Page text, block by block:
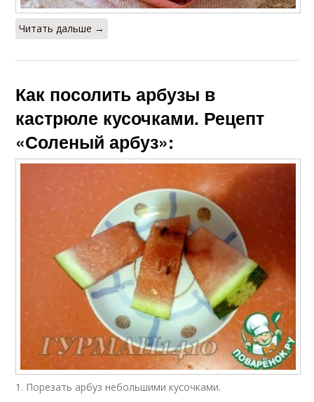
Читать дальше →
Как посолить арбузы в
кастрюле кусочками. Рецепт
«Соленый арбуз»:
1. Порезать арбуз небольшими кусочками.